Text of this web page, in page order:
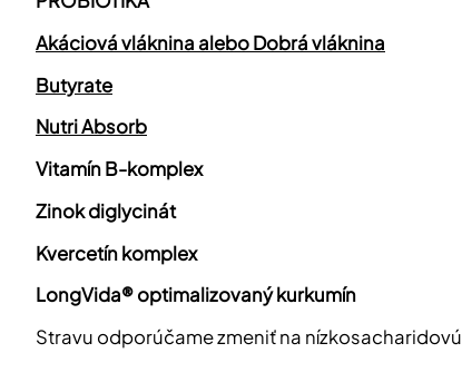
Akáciová vláknina alebo Dobrá vláknina
Butyrate
Nutri Absorb
Vitamín B-komplex
Zinok diglycinát
Kvercetín komplex
LongVida® optimalizovaný kurkumín
Stravu odporúčame zmeniť na